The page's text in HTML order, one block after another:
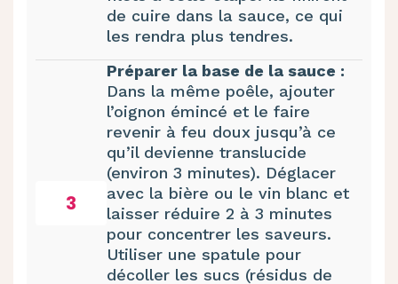
de cuire dans la sauce, ce qui
les rendra plus tendres.
3
Préparer la base de la sauce :
Dans la même poêle, ajouter
l’oignon émincé et le faire
revenir à feu doux jusqu’à ce
qu’il devienne translucide
(environ 3 minutes). Déglacer
avec la bière ou le vin blanc et
laisser réduire 2 à 3 minutes
pour concentrer les saveurs.
Utiliser une spatule pour
décoller les sucs (résidus de